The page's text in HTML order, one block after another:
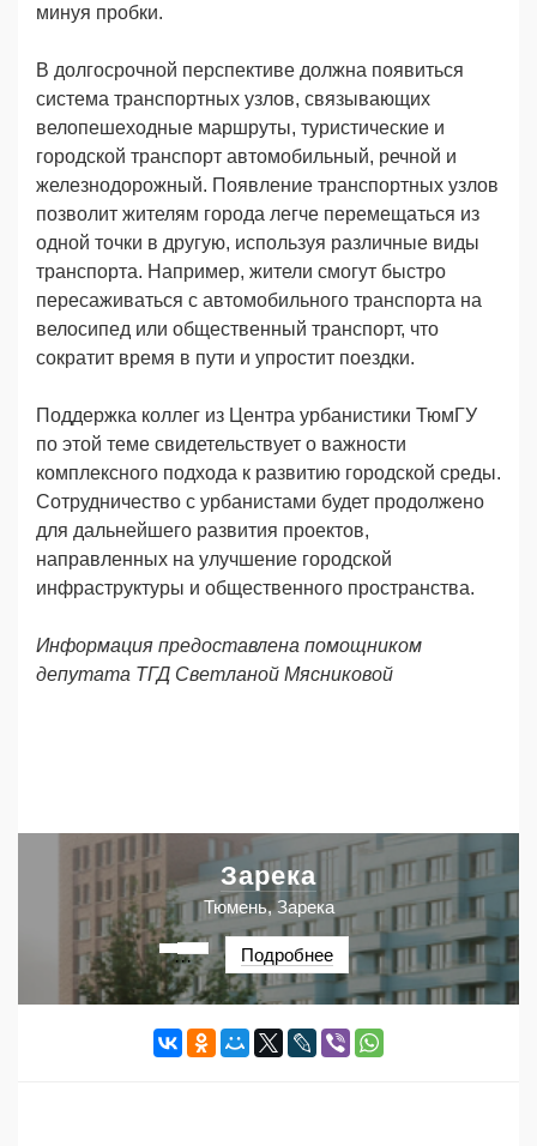
минуя пробки.
В долгосрочной перспективе должна появиться
система транспортных узлов, связывающих
велопешеходные маршруты, туристические и
городской транспорт автомобильный, речной и
железнодорожный. Появление транспортных узлов
позволит жителям города легче перемещаться из
одной точки в другую, используя различные виды
транспорта. Например, жители смогут быстро
пересаживаться с автомобильного транспорта на
велосипед или общественный транспорт, что
сократит время в пути и упростит поездки.
Поддержка коллег из Центра урбанистики ТюмГУ
по этой теме свидетельствует о важности
комплексного подхода к развитию городской среды.
Сотрудничество с урбанистами будет продолжено
для дальнейшего развития проектов,
направленных на улучшение городской
инфраструктуры и общественного пространства.
Информация предоставлена помощником
депутата ТГД Светланой Мясниковой
Зарека
Тюмень, Зарека
··· Подробнее